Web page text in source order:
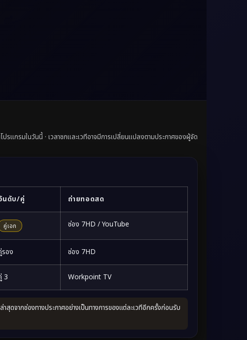
ปรแกรมในวันนี้ · เวลาชกและเวทีอาจมีการเปลี่ยนแปลงตามประกาศของผู้จัด
นดับ/คู่ ถ่ายทอดสด
คู่เอก ช่อง 7HD / YouTube
รอง ช่อง 7HD
3 Workpoint TV
ดจากช่องทางประกาศอย่างเป็นทางการของแต่ละเวทีอีกครั้งก่อนรับ